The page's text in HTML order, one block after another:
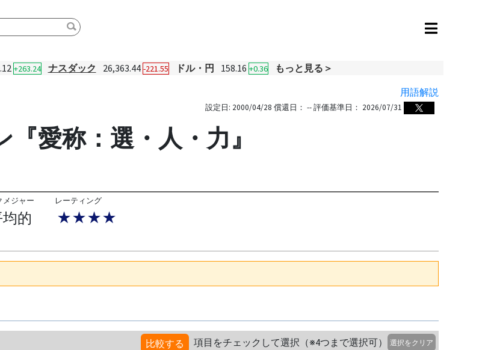
+263.24 ナスダック 26,363.44 -221.55 ドル・円 158.16 +0.36
もっと見る＞
用語解説
設定日: 2000/04/28 償還日： -- 評価基準日： 2026/07/31
愛称：選・人・力』
メジャー
的
レーティング
★★★★
比較する 項目をチェックして選択（※4つまで選択可） 選択をクリア